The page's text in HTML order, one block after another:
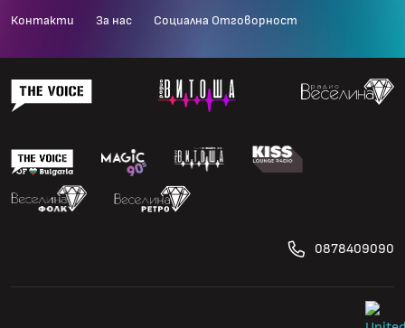
Контакти За нас Социална Отговорност
0878409090